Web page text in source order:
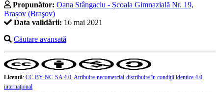
Propunător: Oana Stângaciu - Școala Gimnazială Nr. 19,
Brașov (Braşov)
Data validării: 16 mai 2021
Căutare avansată
Licență: CC BY-NC-SA 4.0, Atribuire-necomercial-distribuire în condiţii identice 4.0
internațional